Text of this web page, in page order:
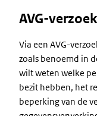
AVG-
Via een AVG-
zoals benoemd in
wilt weten welke
bezit hebben, het
beperking van de